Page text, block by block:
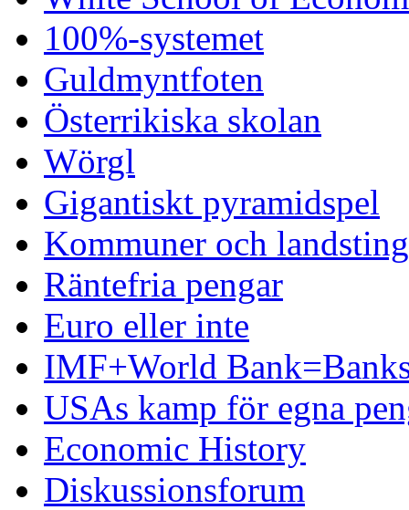
100%-systemet
Guldmyntfoten
Österrikiska skolan
Wörgl
Gigantiskt pyramidspel
Kommuner och
Räntefria pengar
Euro eller inte
IMF+World
USAs kamp för egna
Economic History
Diskussionsforum